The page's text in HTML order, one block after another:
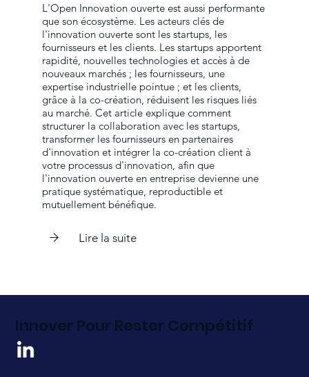
L'Open Innovation ouverte est aussi performante
que son écosystème. Les acteurs clés de
l'innovation ouverte sont les startups, les
fournisseurs et les clients. Les startups apportent
rapidité, nouvelles technologies et accès à de
nouveaux marchés ; les fournisseurs, une
expertise industrielle pointue ; et les clients,
grâce à la co-création, réduisent les risques liés
au marché. Cet article explique comment
structurer la collaboration avec les startups,
transformer les fournisseurs en partenaires
d'innovation et intégrer la co-création client à
votre processus d'innovation, afin que
l'innovation ouverte en entreprise devienne une
pratique systématique, reproductible et
mutuellement bénéfique.
Lire la suite
Innover Pour Rester Compétitif